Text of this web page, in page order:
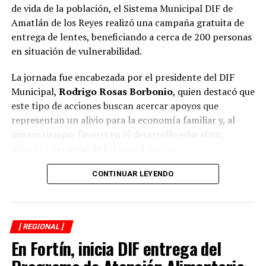
de vida de la población, el Sistema Municipal DIF de
Amatlán de los Reyes realizó una campaña gratuita de
entrega de lentes, beneficiando a cerca de 200 personas
en situación de vulnerabilidad.
La jornada fue encabezada por el presidente del DIF
Municipal, Rodrigo Rosas Borbonio, quien destacó que
este tipo de acciones buscan acercar apoyos que
representan un alivio para la economía familiar y, al
mismo tiempo, favorecen el desarrollo educativo,
Durante la campaña fueron atendidas niñas, niños,
mayores, quienes previamente se sometieron a
valoraciones visuales para determinar la graduación
adecuada y recibir lentes acordes a sus necesidades.
El presidente del organismo asistencial señaló que una
CONTINUAR LEYENDO
[ REGIONAL ]
En Fortín, inicia DIF entrega del